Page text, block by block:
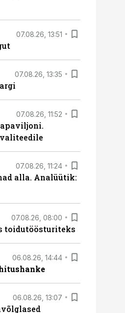
07.08.26, 13:51
07.08.26, 13:35
07.08.26, 11:52
07.08.26, 11:24
alla. Analüütik:
07.08.26, 08:00
toidutöösturiteks
06.08.26, 14:44
06.08.26, 13:07